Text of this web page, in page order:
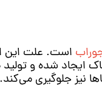
است. علت
ایجاد شده و
نیز جلوگیری می‌کند.